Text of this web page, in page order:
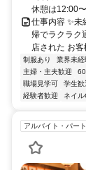
休憩は12:00
仕事内容 ✨未
帰でラクラク
店された お
制服あり 業界未経
主婦・主夫歓迎
職場見学可
学生歓
経験者歓迎
ネイル
アルバイト・パート